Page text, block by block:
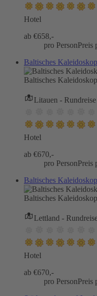
Hotel
ab €658,-
pro PersonPreis
Baltisches
Baltisches
Litauen -
Hotel
ab €670,-
pro PersonPreis
Baltisches Kaleidoskop
Baltisches Kaleidoskop
Lettland -
Hotel
ab €670,-
pro PersonPreis